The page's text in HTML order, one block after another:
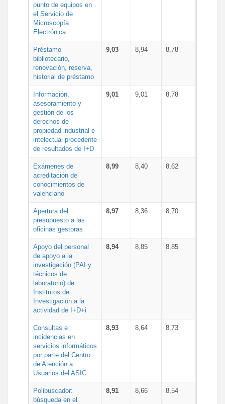
punto de equipos en
el Servicio de
Microscopía
Electrónica
Préstamo
bibliotecario,
renovación, reserva,
historial de préstamo
9,03 8,94 8,78
Información,
asesoramiento y
gestión de los
derechos de
propiedad industrial e
intelectual procedente
de resultados de I+D
9,01 9,01 8,78
Exámenes de
acreditación de
conocimientos de
valenciano
8,99 8,40 8,62
Apertura del
presupuesto a las
oficinas gestoras
8,97 8,36 8,70
Apoyo del personal
de apoyo a la
investigación (PAI y
técnicos de
laboratorio) de
Institutos de
Investigación a la
actividad de I+D+i
8,94 8,85 8,85
Consultas e
incidencias en
servicios informáticos
por parte del Centro
de Atención a
Usuarios del ASIC
8,93 8,64 8,73
Polibuscador:
búsqueda en el
8,91 8,66 8,54